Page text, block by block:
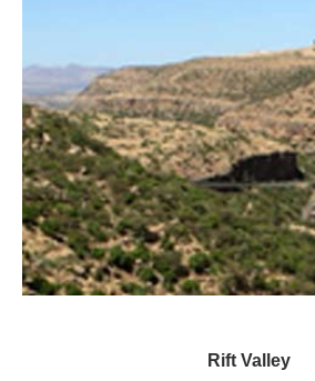
Rift Valley